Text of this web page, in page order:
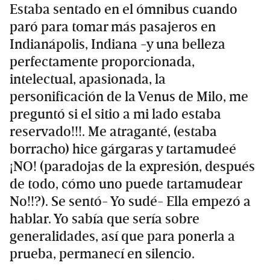
Estaba sentado en el ómnibus cuando
paró para tomar más pasajeros en
Indianápolis, Indiana -y una belleza
perfectamente proporcionada,
intelectual, apasionada, la
personificación de la Venus de Milo, me
preguntó si el sitio a mi lado estaba
reservado!!!. Me atraganté, (estaba
borracho) hice gárgaras y tartamudeé
¡NO! (paradojas de la expresión, después
de todo, cómo uno puede tartamudear
No!!?). Se sentó- Yo sudé- Ella empezó a
hablar. Yo sabía que sería sobre
generalidades, así que para ponerla a
prueba, permanecí en silencio.